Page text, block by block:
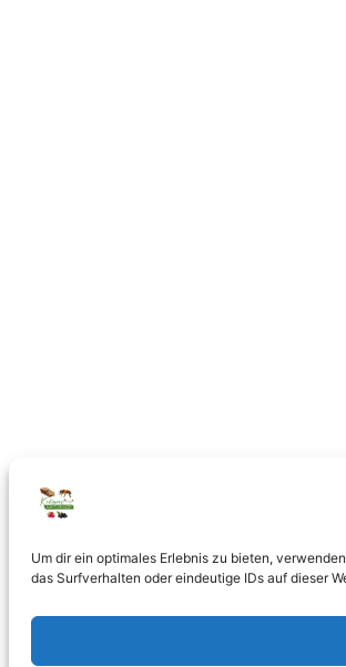
Um dir ein optimales Erlebnis zu bieten,
das Surfverhalten oder eindeutige IDs auf dieser